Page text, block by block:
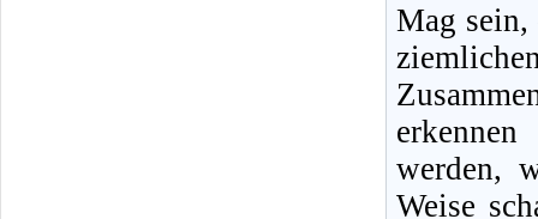
Mag sein,
werden,
Weise